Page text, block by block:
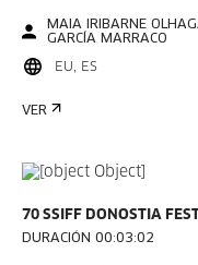
MAIA IRIBARNE
GARCÍA MARRACO
EU, ES
VER
70 SSIFF DONOSTIA
DURACIÓN 00:03:02